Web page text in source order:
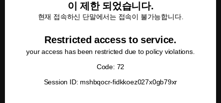
이 제한 되었습니다.
현재 접속하신 단말에서는 접속이 불가능합니다.
Restricted access to service.
your access has been restricted due to policy violations.
Code: 72
Session ID: mshbqocr-fidkkoez027x0gb79xr